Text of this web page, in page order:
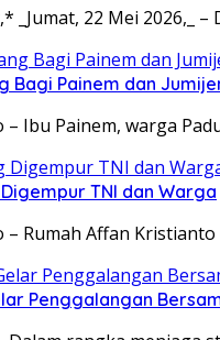
_Jumat, 22 Mei 2026,_
Bagi Painem dan
– Ibu Painem, warga
TNI dan Warga
– Rumah Affan
Penggalangan